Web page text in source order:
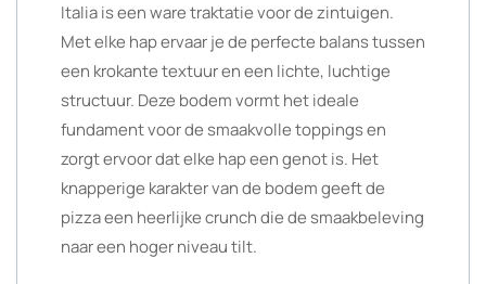
Italia is een ware traktatie voor de zintuigen.
Met elke hap ervaar je de perfecte balans tussen
een krokante textuur en een lichte, luchtige
structuur. Deze bodem vormt het ideale
fundament voor de smaakvolle toppings en
zorgt ervoor dat elke hap een genot is. Het
knapperige karakter van de bodem geeft de
pizza een heerlijke crunch die de smaakbeleving
naar een hoger niveau tilt.